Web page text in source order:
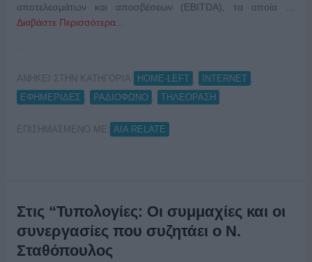
αποτελεσμάτων και αποσβέσεων (EBITDA), τα οποία …
Διαβάστε Περισσότερα...
ΑΝΗΚΕΙ ΣΤΗΝ ΚΑΤΗΓΟΡΙΑ: HOME-LEFT INTERNET
ΕΦΗΜΕΡΙΔΕΣ
ΡΑΔΙΟΦΩΝΟ ΤΗΛΕΟΡΑΣΗ
ΕΠΙΣΗΜΑΣΜΕΝΟ ΜΕ: AIA RELATE
Στις “Τυπολογίες: Οι συμμαχίες και οι
συνεργασίες που συζητάει ο Ν.
Σταθόπουλος